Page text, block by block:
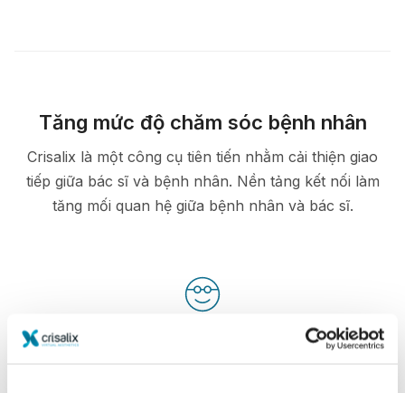
Tăng mức độ chăm sóc bệnh nhân
Crisalix là một công cụ tiên tiến nhằm cải thiện giao
tiếp giữa bác sĩ và bệnh nhân. Nền tảng kết nối làm
tăng mối quan hệ giữa bệnh nhân và bác sĩ.